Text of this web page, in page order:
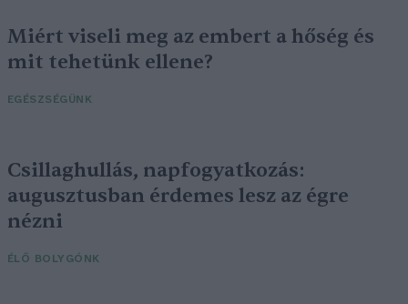
Miért viseli meg az embert a hőség és
mit tehetünk ellene?
EGÉSZSÉGÜNK
Csillaghullás, napfogyatkozás:
augusztusban érdemes lesz az égre
nézni
ÉLŐ BOLYGÓNK